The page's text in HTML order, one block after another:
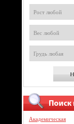
Академическая